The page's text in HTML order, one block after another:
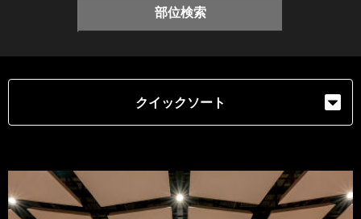
部位検索
クイックソート